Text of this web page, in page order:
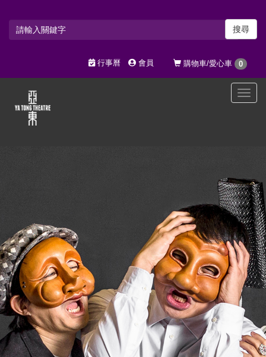
搜尋
購物車/愛心車 0
行事曆 會員
選